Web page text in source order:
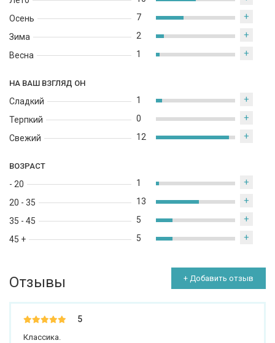
Осень
Зима
Весна
7 +
2 +
1 +
НА ВАШ ВЗГЛЯД ОН
Сладкий
Терпкий
Свежий
1 +
0 +
12 +
ВОЗРАСТ
- 20
20 - 35
35 - 45
45 +
1 +
13 +
5 +
5 +
Отзывы + Добавить отзыв
5
Классика.